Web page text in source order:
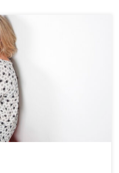
relacionados con su actividad
y mantiene a lo largo de su
recuerdos […]